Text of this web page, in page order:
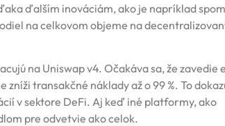
ďalším inováciám, ako je napríklad
na celkovom objeme na
na Uniswap v4. Očakáva sa, že zavedie
transakčné náklady až o 99 %. To
v sektore DeFi. Aj keď iné platformy, ako
pre odvetvie ako celok.